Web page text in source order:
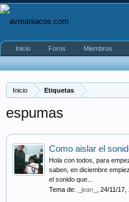
Inicio Etiquetas
espumas
Como aislar el
Hola con todos, para
saben, en diciembre
el sonido que...
Tema de:
_jean_ 24/11/17
Inicio Foros Miembros